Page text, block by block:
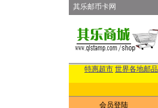
其乐邮币卡网
特惠超市 世界各地邮品
会员登陆